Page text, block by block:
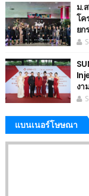
ม.
โค
ยก
งา
แบนเนอร์โษษณา